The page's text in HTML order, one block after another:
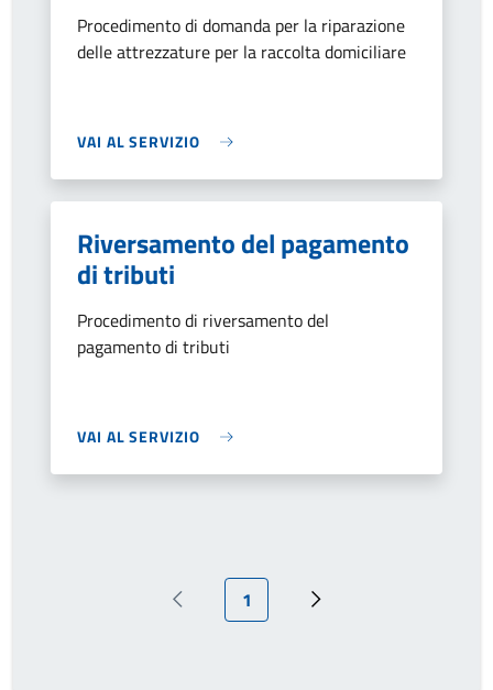
Procedimento di domanda per la riparazione
delle attrezzature per la raccolta domiciliare
VAI AL SERVIZIO
Riversamento del pagamento
di tributi
Procedimento di riversamento del
pagamento di tributi
VAI AL SERVIZIO
Pagina precedente
Pagina attuale
1 Prossima pagina